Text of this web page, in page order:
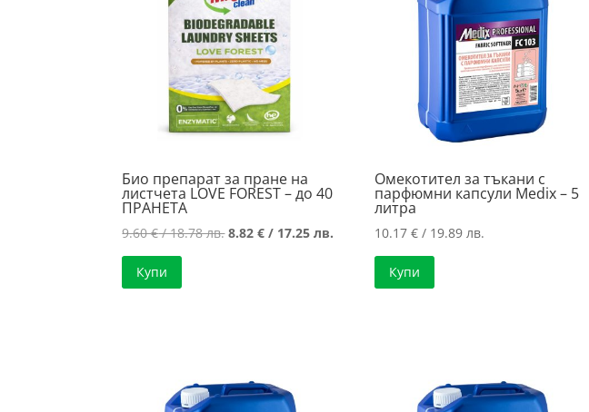
high
Био препарат за пране на
листчета LOVE FOREST – до 40
ПРАНЕТА
9.60€/ 18.78 лв.Original
8.82€ / 17.25 лв. Текущата
Купи
Омекотител за тъкани с
парфюмни капсули Medix – 5
литра
10.17€ / 19.89 лв.
Купи